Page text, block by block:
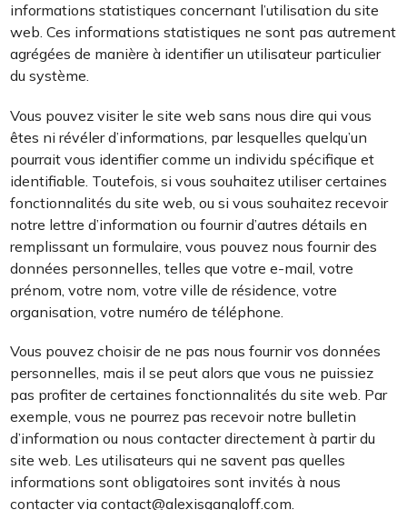
informations statistiques concernant l’utilisation du site
web. Ces informations statistiques ne sont pas autrement
agrégées de manière à identifier un utilisateur particulier
du système.
Vous pouvez visiter le site web sans nous dire qui vous
êtes ni révéler d’informations, par lesquelles quelqu’un
pourrait vous identifier comme un individu spécifique et
identifiable. Toutefois, si vous souhaitez utiliser certaines
fonctionnalités du site web, ou si vous souhaitez recevoir
notre lettre d’information ou fournir d’autres détails en
remplissant un formulaire, vous pouvez nous fournir des
données personnelles, telles que votre e-mail, votre
prénom, votre nom, votre ville de résidence, votre
organisation, votre numéro de téléphone.
Vous pouvez choisir de ne pas nous fournir vos données
personnelles, mais il se peut alors que vous ne puissiez
pas profiter de certaines fonctionnalités du site web. Par
exemple, vous ne pourrez pas recevoir notre bulletin
d’information ou nous contacter directement à partir du
site web. Les utilisateurs qui ne savent pas quelles
informations sont obligatoires sont invités à nous
contacter via contact@alexisgangloff.com.